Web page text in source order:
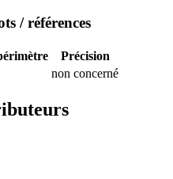
/ références
Précision
non concerné